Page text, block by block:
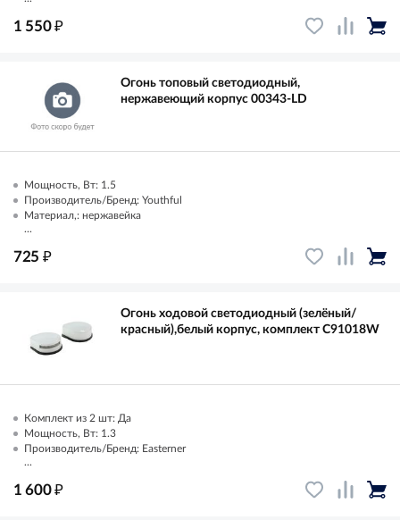
1 550₽
Огонь топовый светодиодный,
нержавеющий корпус 00343-LD
Мощность, Вт: 1.5
Производитель/Бренд: Youthful
Материал,: нержавейка
...
725 ₽
Огонь ходовой светодиодный (зелёный/
красный),белый корпус, комплект C91018W
Комплект из 2 шт: Да
Мощность, Вт: 1.3
Производитель/Бренд: Easterner
...
1 600₽